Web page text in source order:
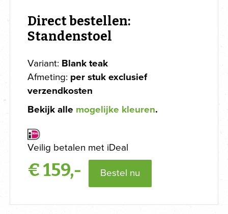
Direct bestellen:
Standenstoel
Variant: Blank teak
Afmeting: per stuk exclusief
verzendkosten
Bekijk alle mogelijke kleuren.
Veilig betalen met iDeal
€159,- Bestel nu